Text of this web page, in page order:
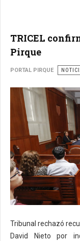
TRICEL
Pirque
PORTAL PIRQUE
Tribunal rechazó
David Nieto por